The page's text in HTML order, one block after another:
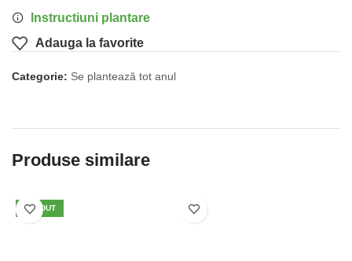
Instructiuni plantare
Adauga la favorite
Categorie: Se plantează tot anul
Produse similare
VÂNDUT